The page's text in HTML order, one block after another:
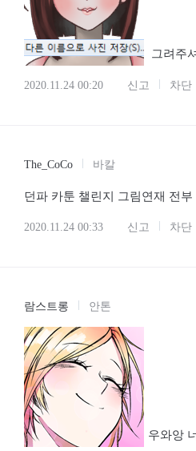
그려주
2020.11.24 00:20 신고 차단
The_CoCo 바칼
던파 카툰 챌린지 그림연재 전
2020.11.24 00:33 신고 차단
람스트롱 안톤
우와앙